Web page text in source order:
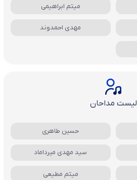
میثم ابراهیمی
مهدی احمدوند
لیست مداحان
حسین طاهری
سید مهدی میرداماد
میثم مطیعی